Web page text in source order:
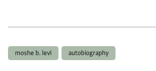
autobiography
moshe b. levi